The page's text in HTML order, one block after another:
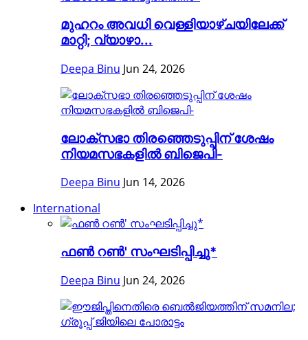
മുഹറം അവധി വെള്ളിയാഴ്ചയിലേക്ക്
മാറ്റി; വ്യാഴാ...
Deepa Binu Jun 24, 2026
ലോക്സഭാ തിരഞ്ഞെടുപ്പിന് ശേഷം
നിയമസഭകളിൽ ബിജെപി-
Deepa Binu Jun 14, 2026
International
ഫൺ റൺ' സംഘടിപ്പിച്ചു*
Deepa Binu Jun 24, 2026